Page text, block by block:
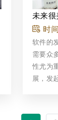
未来
时
软件的
需要众
性尤为
展，发